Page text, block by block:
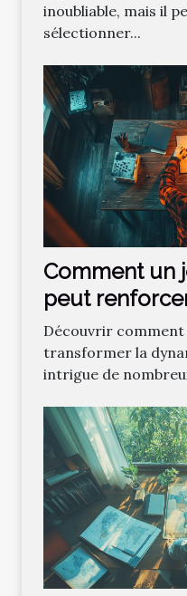
inoubliable, mais il
sélectionner...
Comment un
peut
?
Découvrir comment
transformer la
intrigue de